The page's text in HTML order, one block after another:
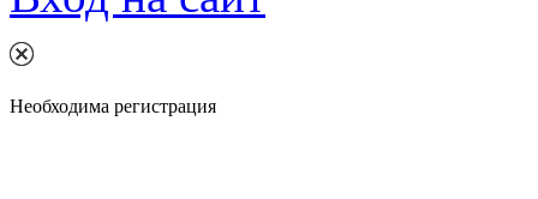
Необходима регистрация